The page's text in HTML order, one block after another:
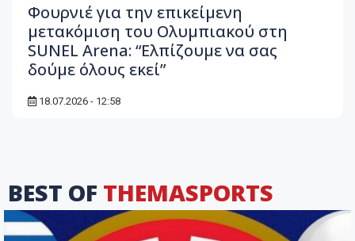
Φουρνιέ για την επικείμενη
μετακόμιση του Ολυμπιακού στη
SUNEL Arena: “Ελπίζουμε να σας
δούμε όλους εκεί”
18.07.2026 - 12:58
BEST OF THEMASPORTS